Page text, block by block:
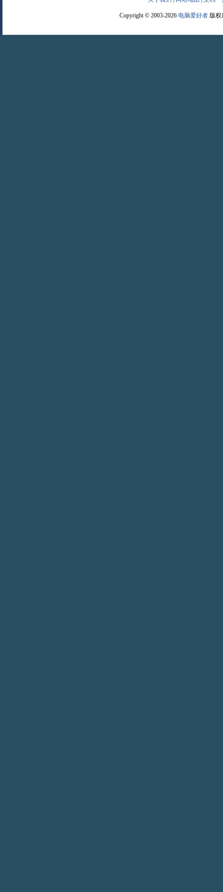
Copyright © 2003-2026 电脑爱好者版权